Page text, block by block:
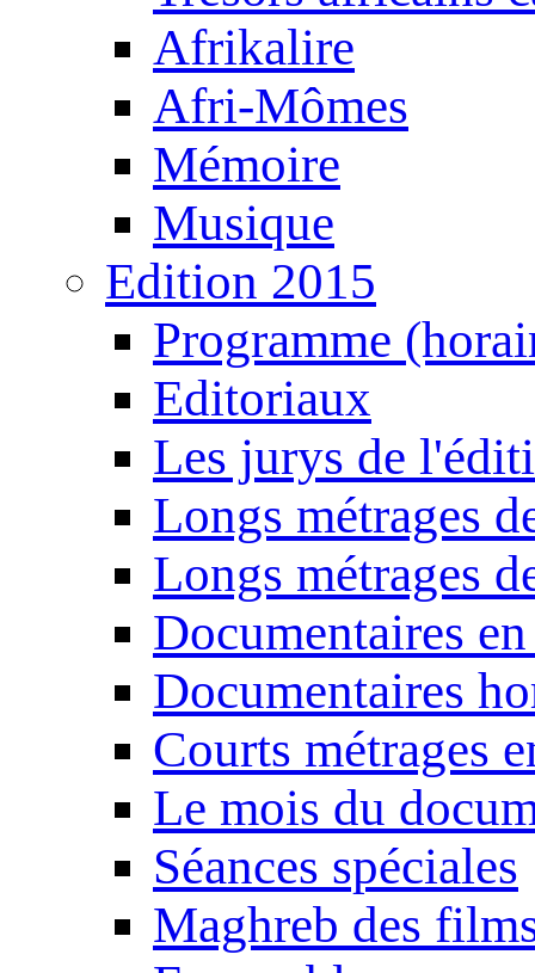
Afrikalire
Afri-Mômes
Mémoire
Musique
Edition 2015
Programme
Editoriaux
Les jurys de
Longs métrages
Longs métrages
Documentaires
Documentaires
Courts métrages
Le mois du
Séances spéciales
Maghreb des